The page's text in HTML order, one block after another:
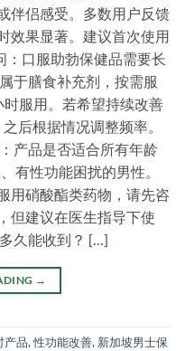
伴侣感受。多数用户反馈
效果显著。建议首次使用
：口服助勃保健品需要长
于膳食补充剂，按需服
服用。若希望持续改善
后根据情况调整频率。
产品是否适合所有年龄
有性功能困扰的男性。
用硝酸酯类药物，请先咨
但建议在医生指导下使
久能收到？ […]
→
产品,性功能改善, 新加坡男士保